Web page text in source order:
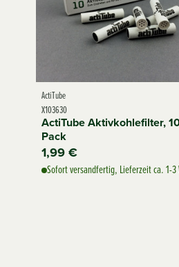
ActiTube
X103630
ActiTube Aktivkohlefilter,
Pack
1,99 €
Sofort versandfertig, Lieferzeit ca. 1-3